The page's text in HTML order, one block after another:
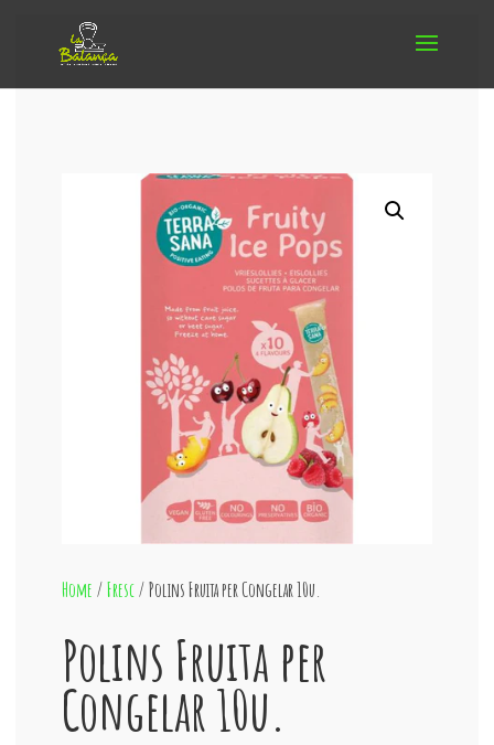
Home /Fresc/ Polins Fruita per Congelar 10u.
Polins Fruita per
Congelar 10u.